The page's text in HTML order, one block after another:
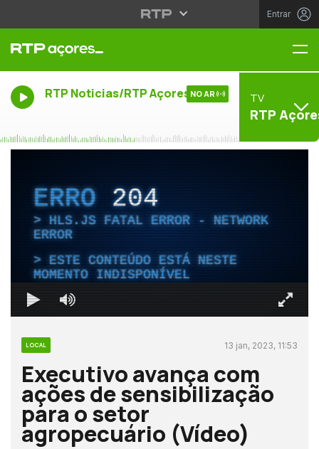
Entrar
RTP Noticias/RTP Açores NO AR TV
RTP
ERRO204
HLS.JS FATAL ERROR - NETWORK
ERROR
ESTE CONTEÚDO ESTÁ NESTE
MOMENTO INDISPONÍVEL
LOCAL 13 jan, 2023, 11:53
Executivo avança com
ações de sensibilização
para o setor
agropecuário (Vídeo)